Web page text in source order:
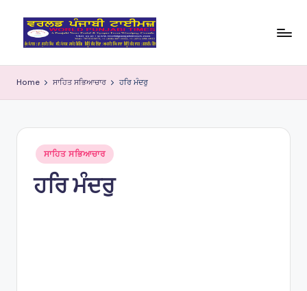
o
rl
d
nj
Home ਸਾਹਿਤ ਸਭਿਆਚਾਰ ਹਰਿ ਮੰਦਰੁ
Posted
in
ਸਾਹਿਤ ਸਭਿਆਚਾਰ
ਹਰਿ ਮੰਦਰੁ